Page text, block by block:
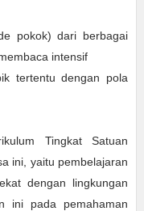
pokok) dari berbagai
intensif
tertentu dengan pola
Tingkat Satuan
ini, yaitu pembelajaran
dengan lingkungan
ini pada pemahaman